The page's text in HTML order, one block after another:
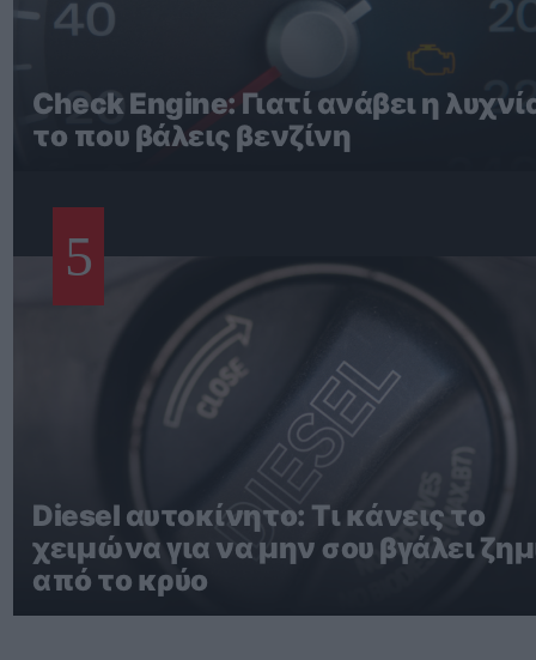
Check Engine: Γιατί ανάβει η
το που βάλεις βενζίνη
5
Diesel αυτοκίνητο: Τι κάνεις το
χειμώνα για να μην σου βγάλει
από το κρύο